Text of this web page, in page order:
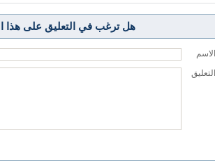
هل ترغب في التعليق على هذا
الاسم
التعليق